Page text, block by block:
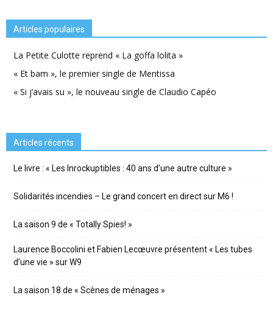
Articles populaires
La Petite Culotte reprend « La goffa lolita »
« Et bam », le premier single de Mentissa
« Si j’avais su », le nouveau single de Claudio Capéo
Articles récents
Le livre : « Les Inrockuptibles : 40 ans d’une autre culture »
Solidarités incendies – Le grand concert en direct sur M6 !
La saison 9 de « Totally Spies! »
Laurence Boccolini et Fabien Lecœuvre présentent « Les tubes
d’une vie » sur W9
La saison 18 de « Scènes de ménages »